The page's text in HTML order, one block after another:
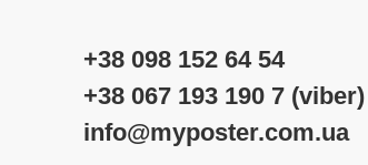
+38 098 152 64 54
+38 067 193 190 7 (viber)
info@myposter.com.ua